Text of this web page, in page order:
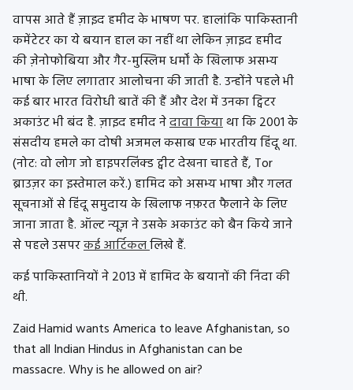
वापस आते हैं ज़ाइद हमीद के भाषण पर. हालांकि पाकिस्तानी
कमेंटेटर का ये बयान हाल का नहीं था लेकिन ज़ाइद हमीद
की ज़ेनोफोबिया और गैर-मुस्लिम धर्मों के खिलाफ असभ्य
भाषा के लिए लगातार आलोचना की जाती है. उन्होंने पहले भी
कई बार भारत विरोधी बातें की हैं और देश में उनका ट्विटर
अकाउंट भी बंद है. ज़ाइद हमीद नेदावा कियाथा कि 2001 के
संसदीय हमले का दोषी अजमल कसाब एक भारतीय हिंदू था.
(नोट: वो लोग जो हाइपरलिंक्ड ट्वीट देखना चाहते हैं, Tor
ब्राउज़र का इस्तेमाल करें.) हामिद को असभ्य भाषा और गलत
सूचनाओं से हिंदू समुदाय के खिलाफ नफ़रत फैलाने के लिए
जाना जाता है. ऑल्ट न्यूज़ ने उसके अकाउंट को बैन किये जाने
से पहले उसपरकई आर्टिकललिखे हैं.
कई पाकिस्तानियों ने 2013 में हामिद के बयानों की निंदा की
थी.
Zaid Hamid wants America to leave Afghanistan, so
that all Indian Hindus in Afghanistan can be
massacre. Why is he allowed on air?